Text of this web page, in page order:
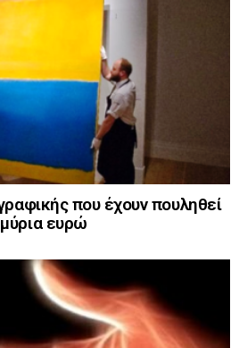
που έχουν πουληθεί
ευρώ